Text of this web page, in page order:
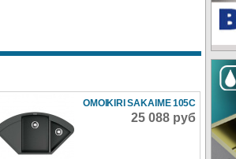
OMOIKIRI SAKAIME 105C
25 088 руб